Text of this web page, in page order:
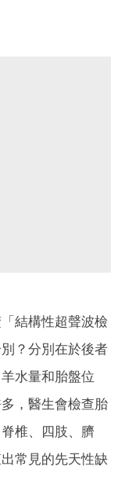
結構性超聲波檢
？分別在於後者
水量和胎盤位
，醫生會檢查胎
椎、四肢、臍
常見的先天性缺